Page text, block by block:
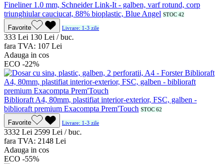
Fineliner 1.0 mm, Schneider Link-It - galben, varf rotund, corp
triunghiular cauciucat, 88% bioplastic, Blue Angel STOC 42
Favorite Livrare: 1-3 zile
333 Lei 130 Lei / buc.
fara TVA: 107 Lei
Adauga in cos
ECO -22%
Biblioraft A4, 80mm, plastifiat interior-exterior, FSC, galben -
biblioraft premium Exacompta Prem'Touch STOC 62
Favorite Livrare: 1-3 zile
3332 Lei 2599 Lei / buc.
fara TVA: 2148 Lei
Adauga in cos
ECO -55%